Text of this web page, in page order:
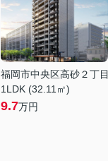
福岡市中央区高砂２丁目
1LDK (32.11㎡)
9.7万円